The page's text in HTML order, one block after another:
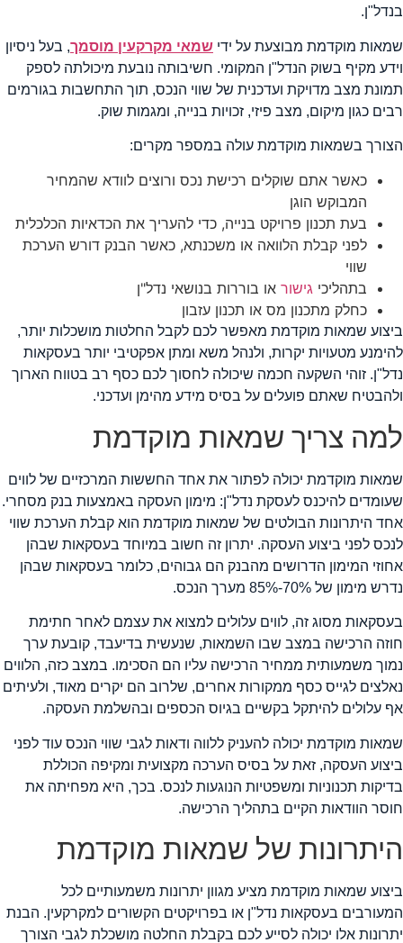
מוקדמת מבוצעת על ידי שמאי מקרקעין מוסמך, בעל ניסיון
מקיף בשוק הנדל"ן המקומי. חשיבותה נובעת מיכולתה לספק
מצב מדויקת ועדכנית של שווי הנכס, תוך התחשבות בגורמים
כגון מיקום, מצב פיזי, זכויות בנייה, ומגמות שוק.
בשמאות מוקדמת עולה במספר מקרים:
כאשר אתם שוקלים רכישת נכס ורוצים לוודא שהמחיר
המבוקש הוגן
בעת תכנון פרויקט בנייה, כדי להעריך את הכדאיות הכלכלית
לפני קבלת הלוואה או משכנתא, כאשר הבנק דורש הערכת
שווי
בתהליכי גישוראו בוררות בנושאי נדל"ן
כחלק מתכנון מס או תכנון עזבון
שמאות מוקדמת מאפשר לכם לקבל החלטות מושכלות יותר,
מטעויות יקרות, ולנהל משא ומתן אפקטיבי יותר בעסקאות
זוהי השקעה חכמה שיכולה לחסוך לכם כסף רב בטווח הארוך
שאתם פועלים על בסיס מידע מהימן ועדכני.
צריך שמאות מוקדמת
מוקדמת יכולה לפתור את אחד החששות המרכזיים של לווים
להיכנס לעסקת נדל"ן: מימון העסקה באמצעות בנק מסחרי.
היתרונות הבולטים של שמאות מוקדמת הוא קבלת הערכת שווי
לפני ביצוע העסקה. יתרון זה חשוב במיוחד בעסקאות שבהן
המימון הדרושים מהבנק הם גבוהים, כלומר בעסקאות שבהן
מימון של 70%-85% מערך הנכס.
מסוג זה, לווים עלולים למצוא את עצמם לאחר חתימת
הרכישה במצב שבו השמאות, שנעשית בדיעבד, קובעת ערך
משמעותית ממחיר הרכישה עליו הם הסכימו. במצב כזה, הלווים
לגייס כסף ממקורות אחרים, שלרוב הם יקרים מאוד, ולעיתים
עלולים להיתקל בקשיים בגיוס הכספים ובהשלמת העסקה.
מוקדמת יכולה להעניק ללווה ודאות לגבי שווי הנכס עוד לפני
העסקה, זאת על בסיס הערכה מקצועית ומקיפה הכוללת
תכנוניות ומשפטיות הנוגעות לנכס. בכך, היא מפחיתה את
הוודאות הקיים בתהליך הרכישה.
של שמאות מוקדמת
שמאות מוקדמת מציע מגוון יתרונות משמעותיים לכל
בעסקאות נדל"ן או בפרויקטים הקשורים למקרקעין. הבנת
אלו יכולה לסייע לכם בקבלת החלטה מושכלת לגבי הצורך